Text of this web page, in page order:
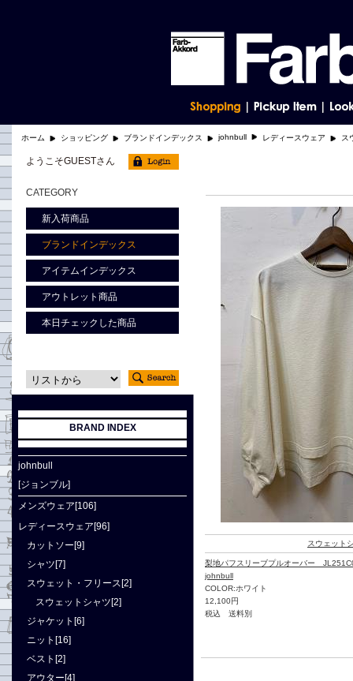
ホーム ショッピング ブランドインデックス johnbull レディースウェア ス
スウェット
梨地パフスリーブプルオーバー
johnbull
COLOR:ホワイト
12,100円
税込 送料別
ようこそGUESTさん
CATEGORY
新入荷商品
ブランドインデックス
アイテムインデックス
アウトレット商品
本日チェックした商品
BRAND INDEX
johnbull
[ジョンブル]
メンズウェア[106]
レディースウェア[96]
カットソー[9]
シャツ[7]
スウェット・フリース[2]
スウェットシャツ[2]
ジャケット[6]
ニット[16]
ベスト[2]
アウター[4]